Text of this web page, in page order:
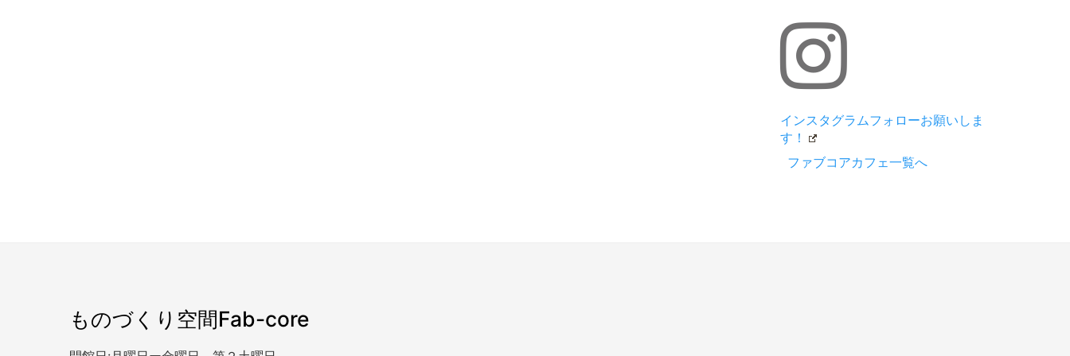
インスタグラムフォローお願いしま
す！
ファブコアカフェ一覧へ
ものづくり空間Fab-core